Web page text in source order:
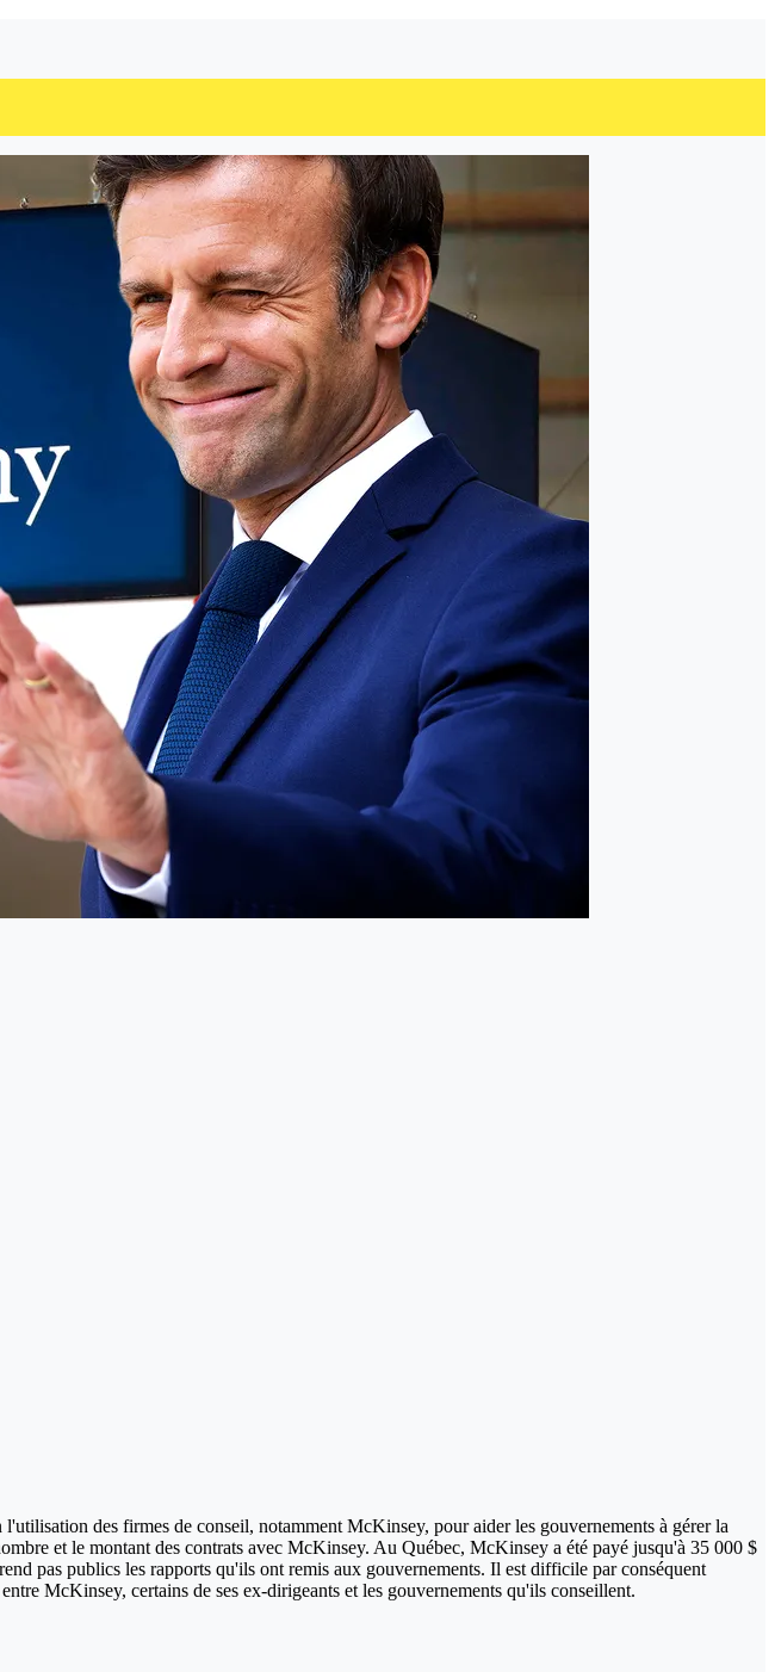
des firmes de conseil, notamment McKinsey, pour aider les gouvernements à gérer la
et le montant des contrats avec McKinsey. Au Québec, McKinsey a été payé jusqu'à 35 000 $
pas publics les rapports qu'ils ont remis aux gouvernements. Il est difficile par conséquent
McKinsey, certains de ses ex-dirigeants et les gouvernements qu'ils conseillent.